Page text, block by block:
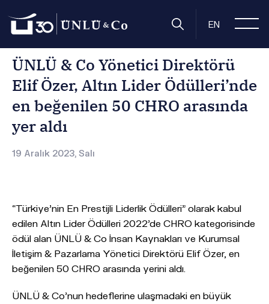
EN
Anasayfa Basın Odası Basın Bültenleri ÜNLÜ & Co
ÜNLÜ & Co Yönetici Direktörü
Elif Özer, Altın Lider Ödülleri’nde
en beğenilen 50 CHRO arasında
yer aldı
19 Aralık 2023, Salı
“Türkiye’nin En Prestijli Liderlik Ödülleri” olarak kabul
edilen Altın Lider Ödülleri 2022’de CHRO kategorisinde
ödül alan ÜNLÜ & Co İnsan Kaynakları ve Kurumsal
İletişim & Pazarlama Yönetici Direktörü Elif Özer, en
beğenilen 50 CHRO arasında yerini aldı.
ÜNLÜ & Co’nun hedeflerine ulaşmadaki en büyük